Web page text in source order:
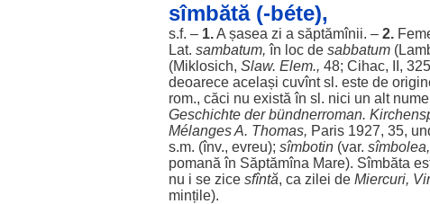
sîmbătă (-béte),
s.f. – 1.A șasea zi a săptămînii. – 2.
Lat. sambatum, în loc de sabbatum
(Miklosich, Slaw. Elem., 48; Cihac, II,
deoarece același cuvînt sl. este de
rom., căci nu există în sl. nici un alt nume
Geschichte der bündnerroman.
Mélanges A. Thomas, Paris 1927, 35,
s.m. (înv., evreu); sîmbotin (var.
pomană în Săptămîna Mare). Sîmbăta
nu i se zice sfîntă, ca zilei de Miercuri,
mințile).